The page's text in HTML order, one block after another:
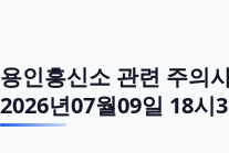
용인흥신소 관련 주의
2026년07월09일 18시